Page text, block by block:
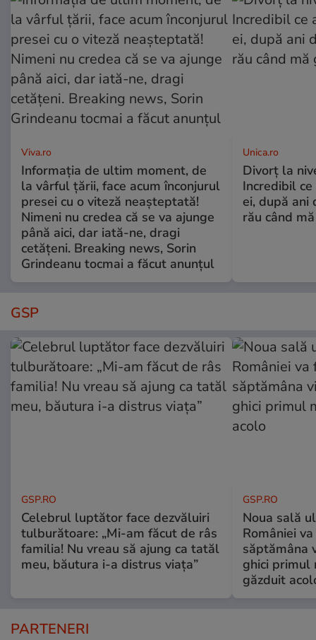
Viva.ro
Informația de ultim moment, de
la vârful țării, face acum înconjurul
presei cu o viteză neașteptată!
Nimeni nu credea că se va ajunge
până aici, dar iată-ne, dragi
cetățeni. Breaking news, Sorin
Grindeanu tocmai a făcut anunțul
Unica.ro
Divorț la
Incredibil
ei, după ani
rău când
GSP
GSP.RO
Celebrul luptător face dezvăluiri
tulburătoare: „Mi-am făcut de râs
familia! Nu vreau să ajung ca tatăl
meu, băutura i-a distrus viața”
GSP.RO
Noua sală
României
săptămâna
ghici primul
găzduit
PARTENERI